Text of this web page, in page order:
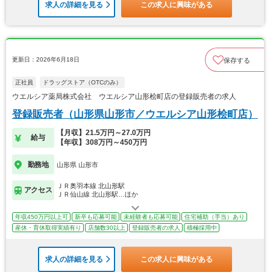
求人の詳細を見る この求人に興味がある
更新日：2026年6月18日 保存する
正社員 ドラッグストア（OTCのみ）
ウエルシア薬局株式会社 ウエルシア山形桧町店の登録販売者の求人
登録販売者（山形県山形市／ウエルシア山形桧町店）
給与
【月収】21.5万円～27.0万円
【年収】308万円～450万円
勤務地 山形県 山形市
アクセス
ＪＲ奥羽本線 北山形駅
ＪＲ仙山線 北山形駅…ほか
年収450万円以上可 新卒も応募可能 未経験者も応募可能
住宅補助（手当）あり
産休・育休取得実績有り
店舗数30以上 登録販売者の求人 積極採用中
求人の詳細を見る この求人に興味がある